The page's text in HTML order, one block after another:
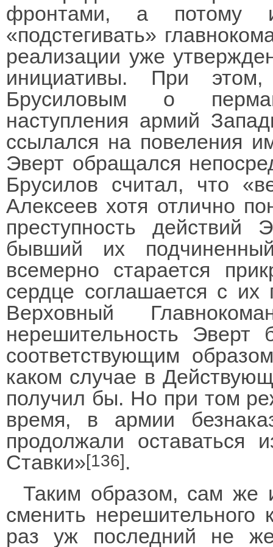
фронтами, а
«подстегивать»
реализации уже
инициативы. При
Брусиловым о
наступления армий
ссылался на повеления
Эверт обращался
Брусилов считал, что
Алексеев хотя отлично
преступность действий
бывший их
всемерно старается
сердце соглашается с
Верховный
нерешительность
соответствующим
каком случае в
получил бы. Но при том
время, в армии
продолжали оставаться
Ставки»[136].
Таким образом, сам же
сменить
раз уж последний не